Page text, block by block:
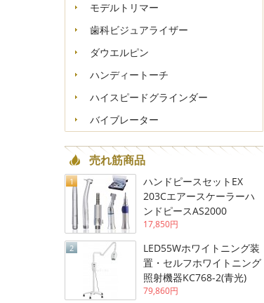
モデルトリマー
歯科ビジュアライザー
ダウエルピン
ハンディートーチ
ハイスピードグラインダー
バイブレーター
売れ筋商品
ハンドピースセットEX
203Cエアースケーラーハ
ンドピースAS2000
17,850円
1
LED55Wホワイトニング装
置・セルフホワイトニング
照射機器KC768-2(青光)
79,860円
2